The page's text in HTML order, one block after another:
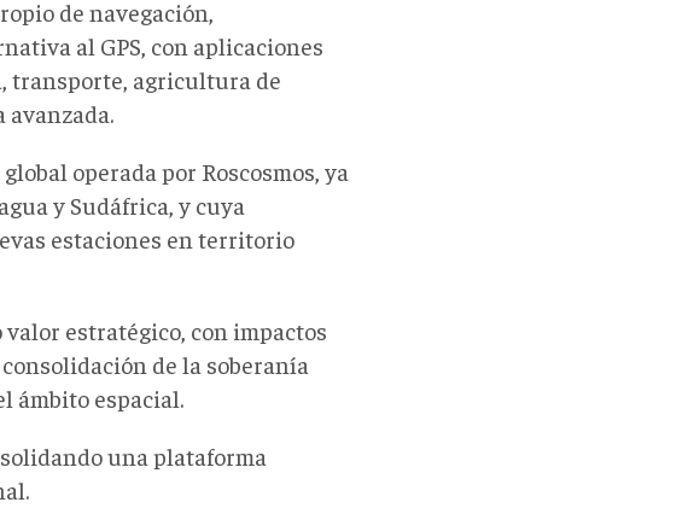
de navegación,
al GPS, con aplicaciones
transporte, agricultura de
operada por Roscosmos, ya
y Sudáfrica, y cuya
estaciones en territorio
estratégico, con impactos
de la soberanía
ámbito espacial.
una plataforma